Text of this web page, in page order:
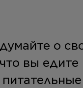
о
вы едите